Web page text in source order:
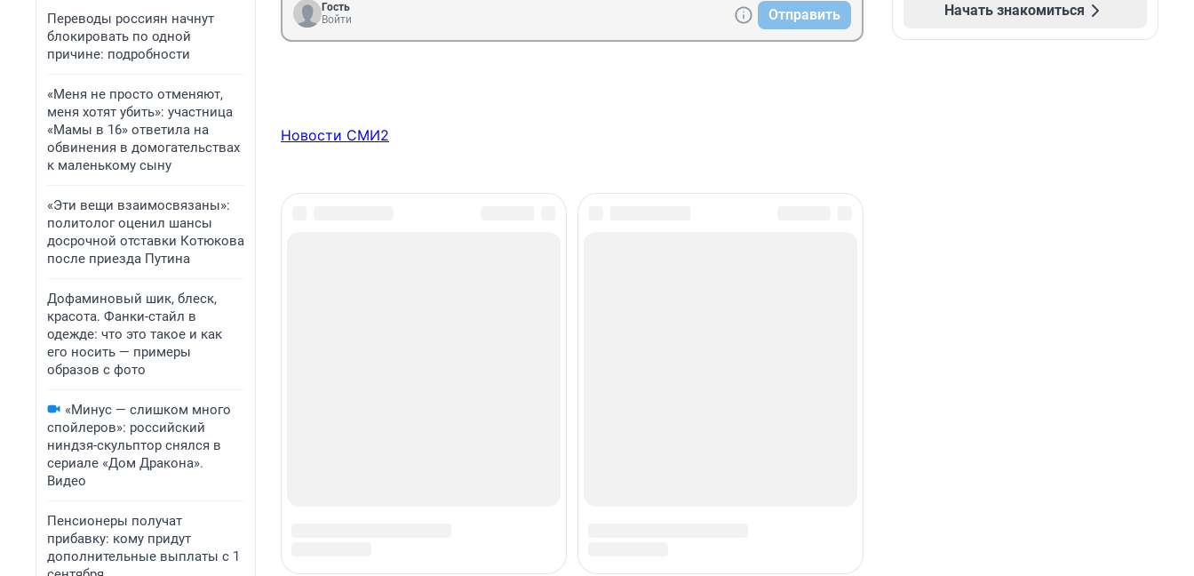
Переводы россиян начнут
блокировать по одной
причине: подробности
«Меня не просто отменяют,
меня хотят убить»: участница
«Мамы в 16» ответила на
обвинения в домогательствах
к маленькому сыну
«Эти вещи взаимосвязаны»:
политолог оценил шансы
досрочной отставки Котюкова
после приезда Путина
Дофаминовый шик, блеск,
красота. Фанки-стайл в
одежде: что это такое и как
его носить — примеры
образов с фото
«Минус — слишком много
спойлеров»: российский
ниндзя-скульптор снялся в
сериале «Дом Дракона».
Видео
Пенсионеры получат
прибавку: кому придут
дополнительные выплаты с 1
Гость
Войти
Отправить
Новости СМИ2
Начать знакомиться